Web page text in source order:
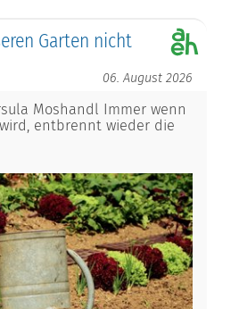
Garten nicht
06. August 2026
Moshandl Immer wenn
entbrennt wieder die